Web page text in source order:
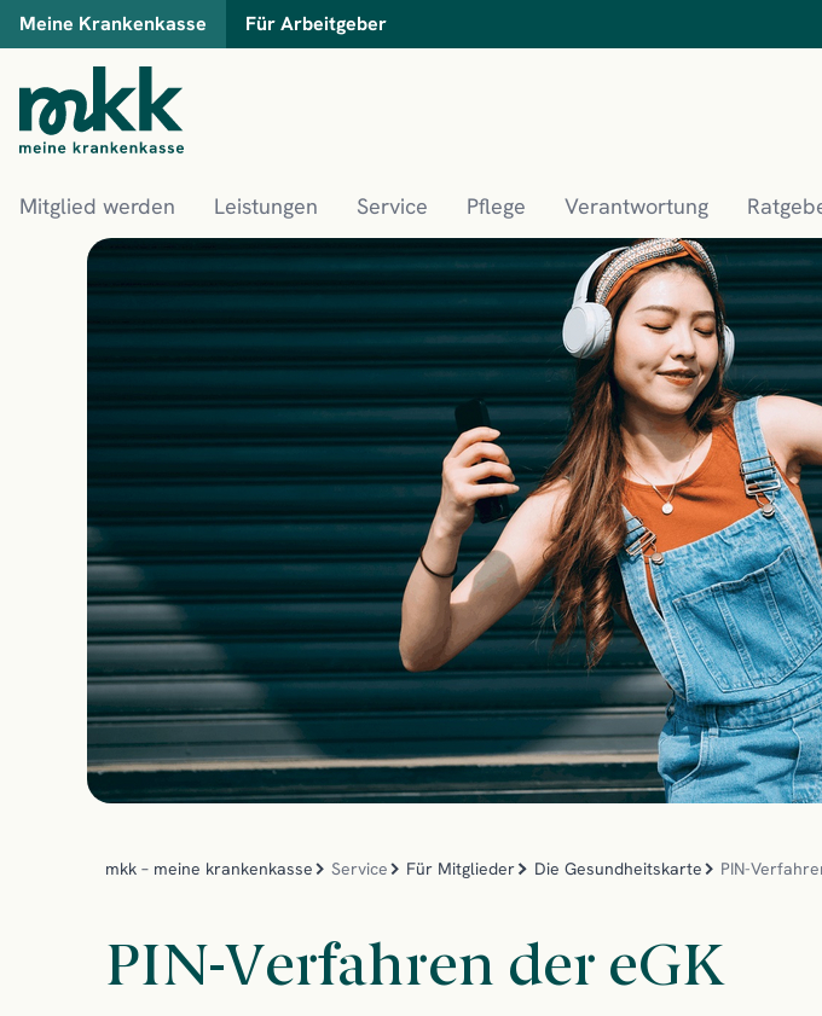
Meine Krankenkasse Für Arbeitgeber
Mitglied werden Leistungen Service Pflege Verantwortung
mkk – meine krankenkasse Service Für Mitglieder Die Gesundheitskarte PIN-
PIN-Verfahren der eGK